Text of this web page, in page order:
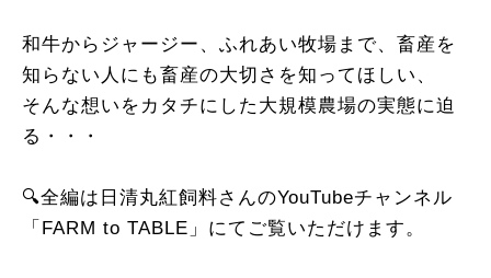
和牛からジャージー、ふれあい牧場まで、畜産を
知らない人にも畜産の大切さを知ってほしい、
そんな想いをカタチにした大規模農場の実態に迫
る・・・
🔍全編は日清丸紅飼料さんのYouTubeチャンネル
「FARM to TABLE」にてご覧いただけます。